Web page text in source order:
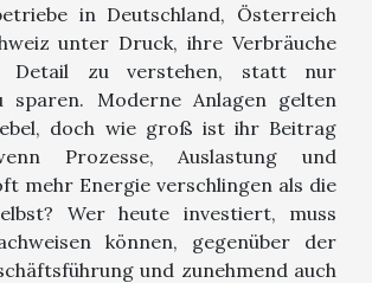
in Deutschland, Österreich
unter Druck, ihre Verbräuche
Detail zu verstehen, statt nur
sparen. Moderne Anlagen gelten
doch wie groß ist ihr Beitrag
Prozesse, Auslastung und
mehr Energie verschlingen als die
Wer heute investiert, muss
können, gegenüber der
und zunehmend auch